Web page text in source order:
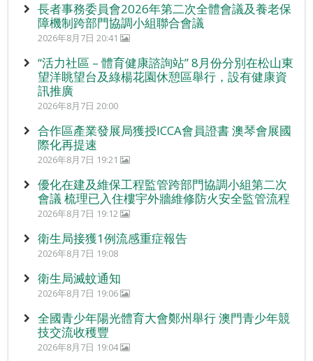
長者事務委員會2026年第二次全體會議及養老保
障機制跨部門協調小組聯合會議
2026年8月7日 20:41
“活力社區 – 體育健康諮詢站” 8月份分別在松山東
望洋眺望台及綠楊花園休憩區舉行，設有健康資
訊推廣
2026年8月7日 20:00
合作區產業發展局獲授ICCA會員證書 澳琴會展國
際化再提速
2026年8月7日 19:21
優化在建及維保工程監管跨部門協調小組第二次
會議 梳理已入住樓宇外牆維修防火安全監管流程
2026年8月7日 19:12
衛生局接獲1例流感重症報告
2026年8月7日 19:08
衛生局滅蚊通知
2026年8月7日 19:06
全國青少年陽光體育大會鄭州舉行 澳門青少年競
技交流收穫豐
2026年8月7日 19:04